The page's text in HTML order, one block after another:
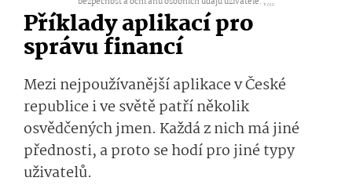
Příklady aplikací pro
správu financí
Mezi nejpoužívanější aplikace v České
republice i ve světě patří několik
osvědčených jmen. Každá z nich má jiné
přednosti, a proto se hodí pro jiné typy
uživatelů.